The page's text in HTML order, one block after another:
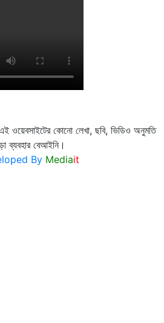
ওয়েবসাইটের কোনো লেখা, ছবি, ভিডিও অনুমতি
ব্যবহার বেআইনি।
By Mediait